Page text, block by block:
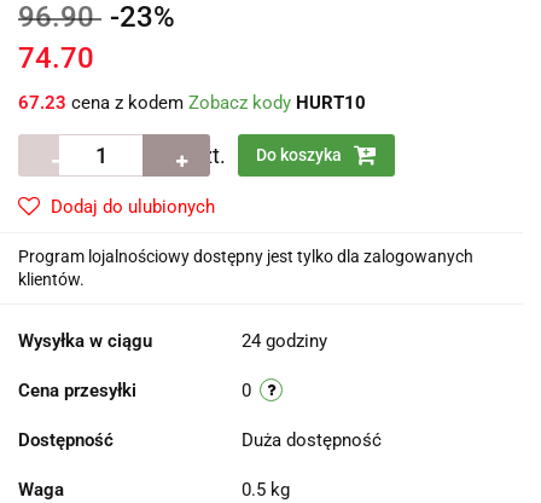
96.90 -23%
74.70
67.23 cena z kodem Zobacz kody HURT10
szt. Do koszyka
Dodaj do ulubionych
Program lojalnościowy dostępny jest tylko dla zalogowanych
klientów.
Wysyłka w ciągu 24 godziny
Cena przesyłki 0
Dostępność Duża dostępność
Waga 0.5 kg